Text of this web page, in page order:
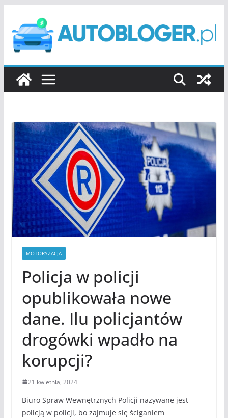
treści
MOTORYZACJA
Policja w policji
opublikowała nowe
dane. Ilu policjantów
drogówki wpadło na
korupcji?
21 kwietnia, 2024
Biuro Spraw Wewnętrznych Policji nazywane jest
policją w policji, bo zajmuje się ściganiem